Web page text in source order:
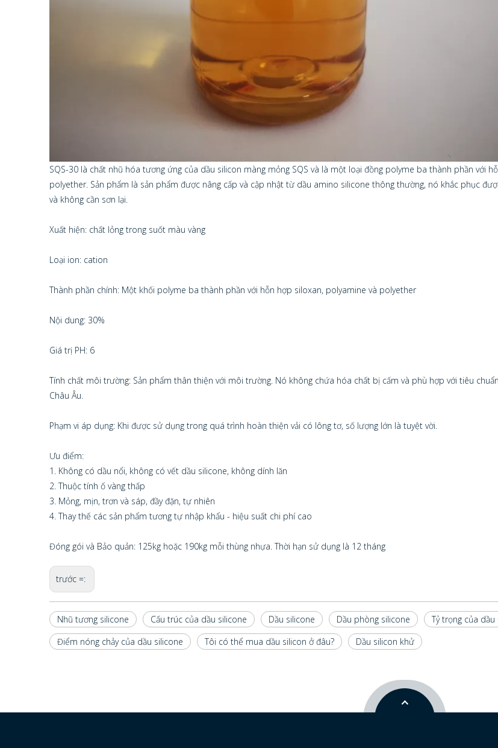
SQS-30 là chất nhũ hóa tương ứng của dầu silicon màng mỏng SQS và là một loại đồng polyme ba thành phần với
polyether. Sản phẩm là sản phẩm được nâng cấp và cập nhật từ dầu amino silicone thông thường, nó khắc phục
và không cần sơn lại.
Xuất hiện: chất lỏng trong suốt màu vàng
Loại ion: cation
Thành phần chính: Một khối polyme ba thành phần với hỗn hợp siloxan, polyamine và polyether
Nội dung: 30%
Giá trị PH: 6
Tính chất môi trường: Sản phẩm thân thiện với môi trường. Nó không chứa hóa chất bị cấm và phù hợp với tiêu
Châu Âu.
Phạm vi áp dụng: Khi được sử dụng trong quá trình hoàn thiện vải có lông tơ, số lượng lớn là tuyệt vời.
Ưu điểm:
1. Không có dầu nổi, không có vết dầu silicone, không dính lăn
2. Thuộc tính ố vàng thấp
3. Mỏng, mịn, trơn và sáp, đầy đặn, tự nhiên
4. Thay thế các sản phẩm tương tự nhập khẩu - hiệu suất chi phí cao
Đóng gói và Bảo quản: 125kg hoặc 190kg mỗi thùng nhựa. Thời hạn sử dụng là 12 tháng
trước =:
Nhũ tương silicone Cấu trúc của dầu silicone Dầu silicone Dầu phòng silicone Tỷ trọng của dầu
Điểm nóng chảy của dầu silicone
Tôi có thể mua dầu silicon ở đâu? Dầu silicon khử